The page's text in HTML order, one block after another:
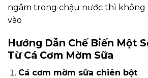
ngâm trong chậu nước thì không
vào
Hướng Dẫn Chế Biến Một
Từ Cá Cơm Mờm Sữa
Cá cơm mờm sữa chiên bột